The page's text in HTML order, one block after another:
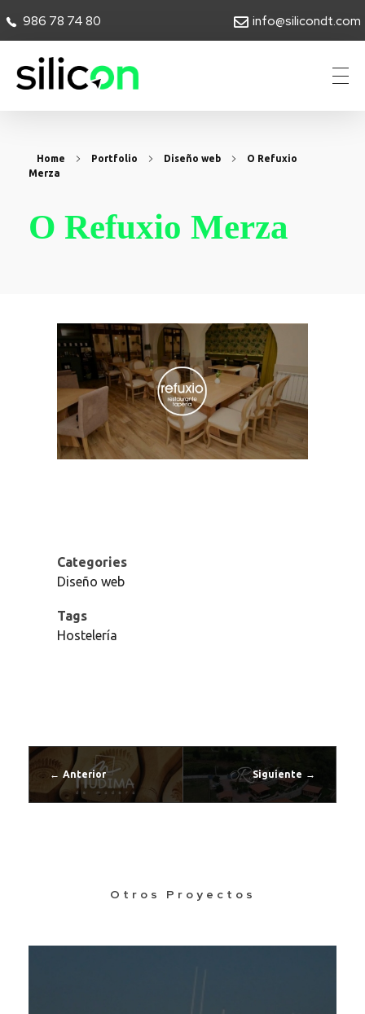
986 78 74 80 info@silicondt.com
Home Portfolio Diseño web
O Refuxio
Merza
O Refuxio Merza
Categories
Diseño web
Tags
Hostelería
Anterior Siguiente
Otros Proyectos